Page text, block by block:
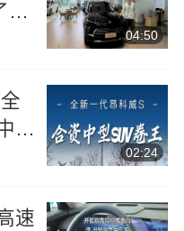
04:50
型
02:24
速